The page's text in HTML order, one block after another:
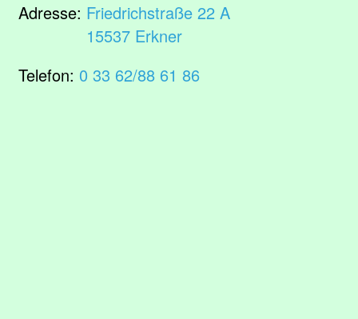
Adresse: Friedrichstraße 22 A
15537 Erkner
Telefon: 0 33 62/88 61 86